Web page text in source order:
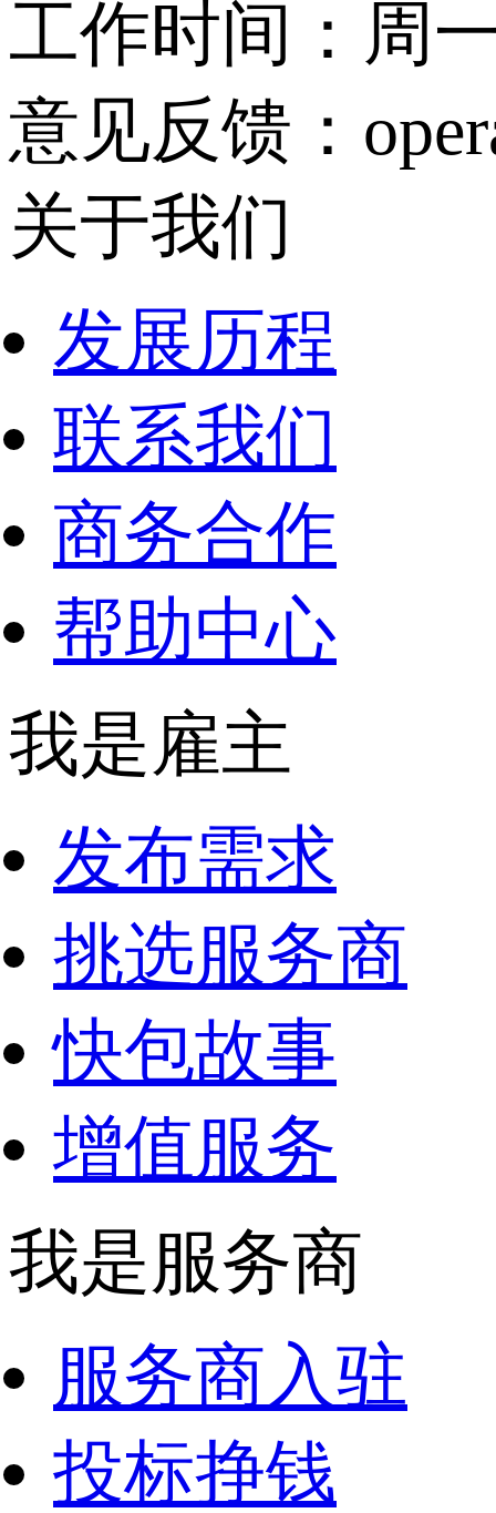
工作时间：周
意见反馈：
关于我们
发展历程
联系我们
商务合作
帮助中心
我是雇主
发布需求
挑选服务商
快包故事
增值服务
我是服务商
服务商入驻
投标挣钱